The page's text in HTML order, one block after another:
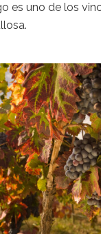
es uno de los